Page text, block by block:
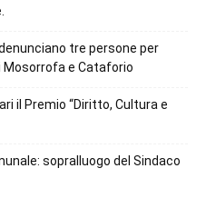
tre persone per
Mosorrofa e Cataforio
il Premio “Diritto, Cultura e
sopralluogo del Sindaco